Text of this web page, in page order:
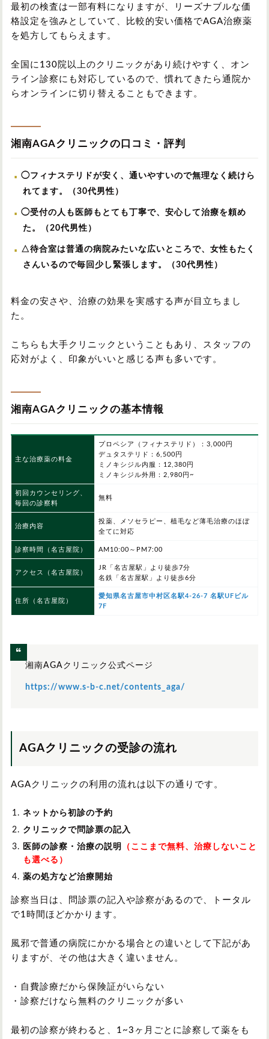
最初の検査は一部有料になりますが、リーズナブルな価
格設定を強みとしていて、比較的安い価格でAGA治療薬
を処方してもらえます。
全国に130院以上のクリニックがあり続けやすく、オン
ライン診察にも対応しているので、慣れてきたら通院か
らオンラインに切り替えることもできます。
湘南AGAクリニックの口コミ・評判
◯フィナステリドが安く、通いやすいので無理なく続けら
れてます。（30代男性）
◯受付の人も医師もとても丁寧で、安心して治療を頼め
た。（20代男性）
△待合室は普通の病院みたいな広いところで、女性もたく
さんいるので毎回少し緊張します。（30代男性）
料金の安さや、治療の効果を実感する声が目立ちまし
た。
こちらも大手クリニックということもあり、スタッフの
応対がよく、印象がいいと感じる声も多いです。
湘南AGAクリニックの基本情報
主な治療薬の料金
プロペシア（フィナステリド）：3,000円
デュタステリド：6,500円
ミノキシジル内服：12,380円
ミノキシジル外用：2,980円~
初回カウンセリング、
毎回の診察料
無料
治療内容
投薬、メソセラピー、植毛など薄毛治療のほぼ
全てに対応
診察時間（名古屋院） AM10:00～PM7:00
アクセス（名古屋院）
JR「名古屋駅」より徒歩7分
名鉄「名古屋駅」より徒歩6分
住所（名古屋院）
愛知県名古屋市中村区名駅4-26-7 名駅UFビル
7F
湘南AGAクリニック公式ページ
https://www.s-b-c.net/contents_aga/
AGAクリニックの受診の流れ
AGAクリニックの利用の流れは以下の通りです。
ネットから初診の予約
クリニックで問診票の記入
医師の診察・治療の説明
（ここまで無料、治療しないこと
も選べる）
薬の処方など治療開始
診察当日は、問診票の記入や診察があるので、トータル
で1時間ほどかかります。
風邪で普通の病院にかかる場合との違いとして下記があ
りますが、その他は大きく違いません。
・自費診療だから保険証がいらない
・診察だけなら無料のクリニックが多い
最初の診察が終わると、1~3ヶ月ごとに診察して薬をも